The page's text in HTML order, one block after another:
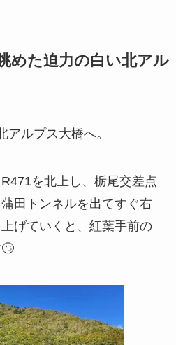
めた迫力の白い北アル
アルプス大橋へ。
を北上し、栃尾交差点
田トンネルを出てすぐ右
げていくと、紅葉手前の